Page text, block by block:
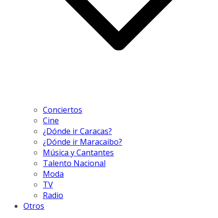
Conciertos
Cine
¿Dónde ir Caracas?
¿Dónde ir Maracaibo?
Música y Cantantes
Talento Nacional
Moda
TV
Radio
Otros